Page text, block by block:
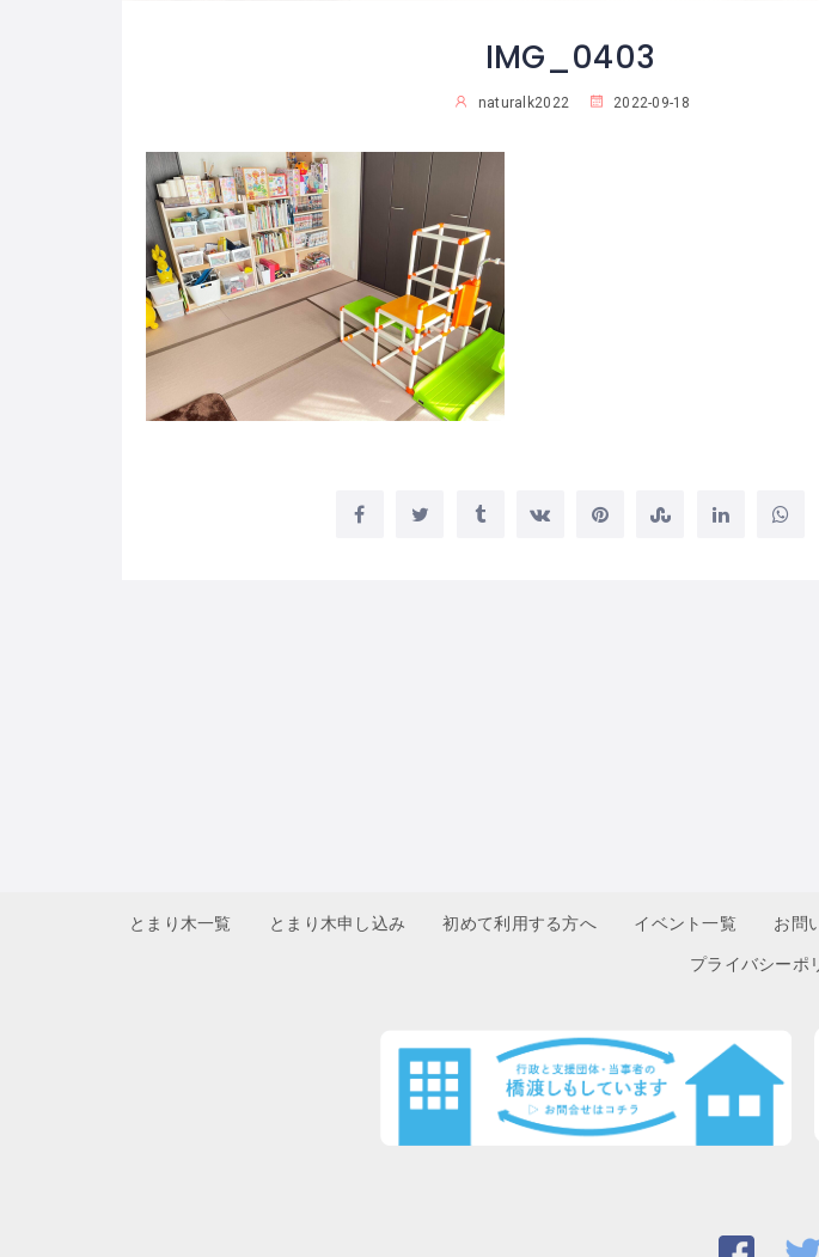
IMG_0403
naturalk2022 2022-09-18
とまり木一覧 とまり木申し込み 初めて利用する方へ イベント一覧 お問
プライバシーポ